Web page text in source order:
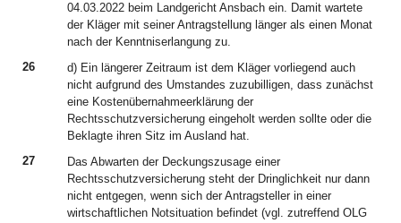
04.03.2022 beim Landgericht Ansbach ein. Damit wartete
der Kläger mit seiner Antragstellung länger als einen Monat
nach der Kenntniserlangung zu.
26
d) Ein längerer Zeitraum ist dem Kläger vorliegend auch
nicht aufgrund des Umstandes zuzubilligen, dass zunächst
eine Kostenübernahmeerklärung der
Rechtsschutzversicherung eingeholt werden sollte oder die
Beklagte ihren Sitz im Ausland hat.
27
Das Abwarten der Deckungszusage einer
Rechtsschutzversicherung steht der Dringlichkeit nur dann
nicht entgegen, wenn sich der Antragsteller in einer
wirtschaftlichen Notsituation befindet (vgl. zutreffend OLG